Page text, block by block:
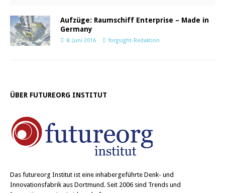
Aufzüge: Raumschiff Enterprise – Made in
Germany
8. Juni 2016 forgsight-Redaktion
ÜBER FUTUREORG INSTITUT
Das futureorg Institut ist eine inhabergeführte Denk- und
Innovationsfabrik aus Dortmund. Seit 2006 sind Trends und